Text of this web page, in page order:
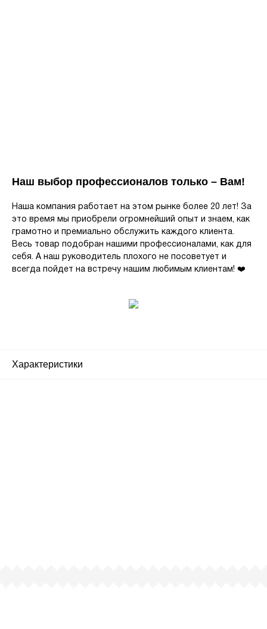
Наш выбор профессионалов только – Вам!
Наша компания работает на этом рынке более 20 лет! За
это время мы приобрели огромнейший опыт и знаем, как
грамотно и премиально обслужить каждого клиента.
Весь товар подобран нашими профессионалами, как для
себя. А наш руководитель плохого не посоветует и
всегда пойдет на встречу нашим любимым клиентам! ❤️
Характеристики